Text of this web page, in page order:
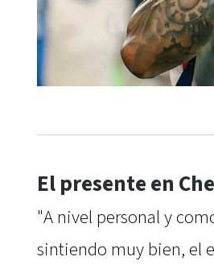
El presente en
"A nivel personal y
sintiendo muy bien, el